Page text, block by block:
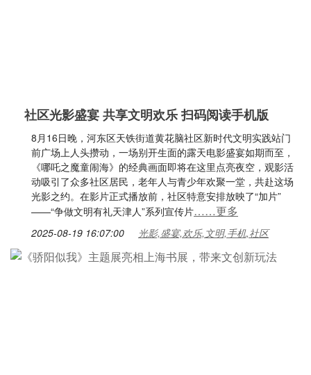
社区光影盛宴 共享文明欢乐 扫码阅读手机版
8月16日晚，河东区天铁街道黄花脑社区新时代文明实践站门
前广场上人头攒动，一场别开生面的露天电影盛宴如期而至，
《哪吒之魔童闹海》的经典画面即将在这里点亮夜空，观影活
动吸引了众多社区居民，老年人与青少年欢聚一堂，共赴这场
光影之约。在影片正式播放前，社区特意安排放映了“加片”
——“争做文明有礼天津人”系列宣传片……更多
2025-08-19 16:07:00 光影,盛宴,欢乐,文明,手机,社区